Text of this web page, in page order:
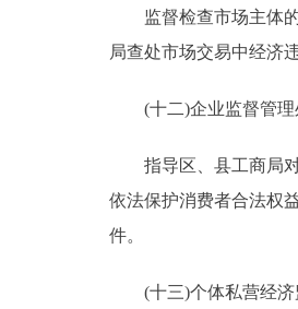
监督检查市场主体的
局查处市场交易中经济
(十二)企业监督管理
指导区、县工商局对
依法保护消费者合法权
件。
(十三)个体私营经